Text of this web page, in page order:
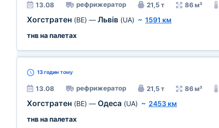
13.08 рефрижератор 21,5 т 86 м³
Хогстратен (BE) — Львів (UA) ~ 1591 км
тнв на палетах
13 годин тому
13.08 рефрижератор 21,5 т 86 м³
Хогстратен (BE) — Одеса (UA) ~ 2453 км
тнв на палетах